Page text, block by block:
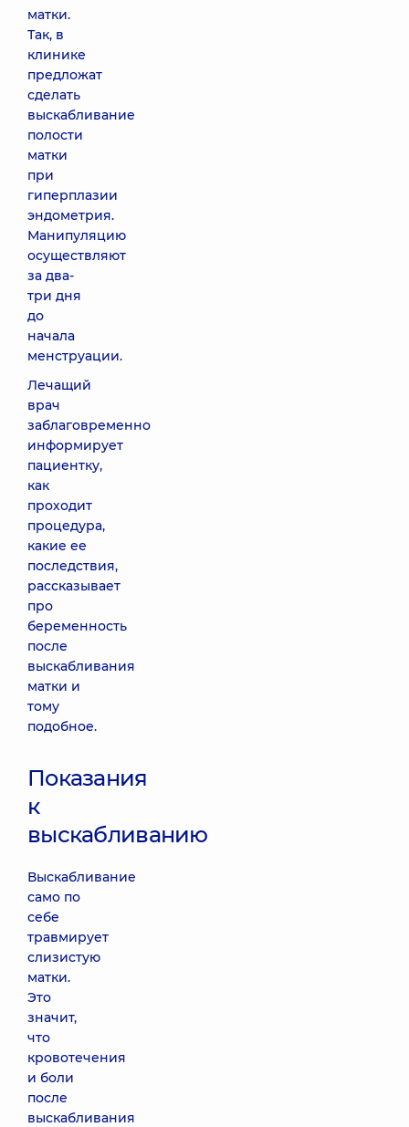
матки.
Так, в
клинике
предложат
сделать
выскабливание
полости
матки
при
гиперплазии
эндометрия.
Манипуляцию
осуществляют
за два-
три дня
до
начала
менструации.
Лечащий
врач
заблаговременно
информирует
пациентку,
как
проходит
процедура,
какие ее
последствия,
рассказывает
про
беременность
после
выскабливания
матки и
тому
подобное.
Показания
к
выскабливанию
Выскабливание
само по
себе
травмирует
слизистую
матки.
Это
значит,
что
кровотечения
и боли
после
выскабливания